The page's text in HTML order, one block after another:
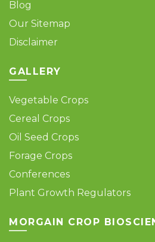
Blog
Our Sitemap
Disclaimer
GALLERY
Vegetable Crops
Cereal Crops
Oil Seed Crops
Forage Crops
Conferences
Plant Growth Regulators
MORGAIN CROP